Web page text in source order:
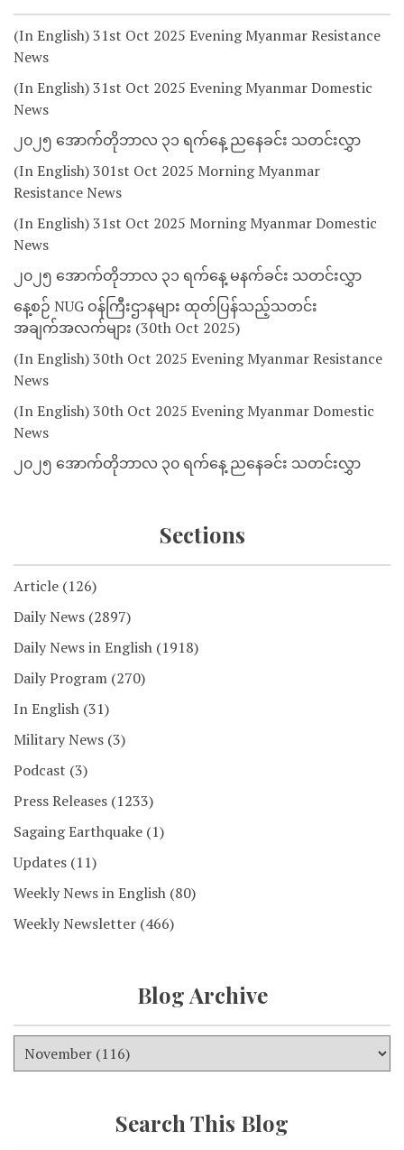
(In English) 31st Oct 2025 Evening Myanmar Resistance
News
(In English) 31st Oct 2025 Evening Myanmar Domestic
News
၂၀၂၅ အောက်တိုဘာလ ၃၁ ရက်နေ့ ညနေခင်း သတင်းလွှာ
(In English) 301st Oct 2025 Morning Myanmar
Resistance News
(In English) 31st Oct 2025 Morning Myanmar Domestic
News
၂၀၂၅ အောက်တိုဘာလ ၃၁ ရက်နေ့ မနက်ခင်း သတင်းလွှာ
နေ့စဉ် NUG ဝန်ကြီးဌာနများ ထုတ်ပြန်သည့်သတင်း
အချက်အလက်များ (30th Oct 2025)
(In English) 30th Oct 2025 Evening Myanmar Resistance
News
(In English) 30th Oct 2025 Evening Myanmar Domestic
News
၂၀၂၅ အောက်တိုဘာလ ၃၀ ရက်နေ့ ညနေခင်း သတင်းလွှာ
Sections
Article (126)
Daily News (2897)
Daily News in English (1918)
Daily Program (270)
In English (31)
Military News (3)
Podcast (3)
Press Releases (1233)
Sagaing Earthquake (1)
Updates (11)
Weekly News in English (80)
Weekly Newsletter (466)
Blog Archive
Search This Blog